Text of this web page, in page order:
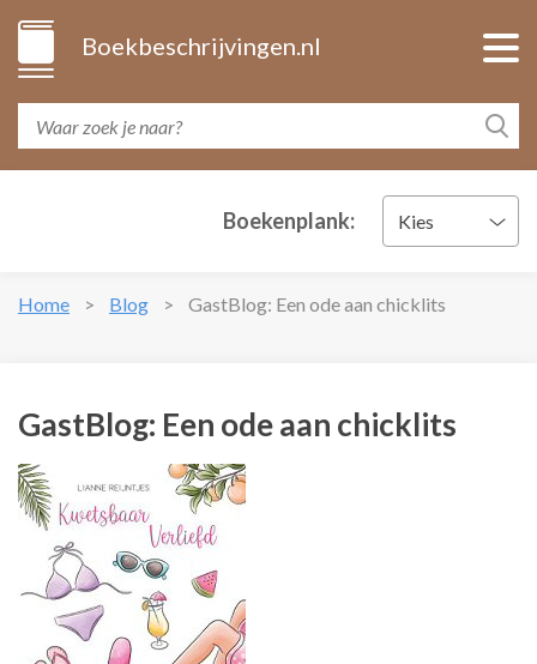
Boekbeschrijvingen.nl
Boekenplank: Kies
Home Blog GastBlog: Een ode aan chicklits
GastBlog: Een ode aan chicklits